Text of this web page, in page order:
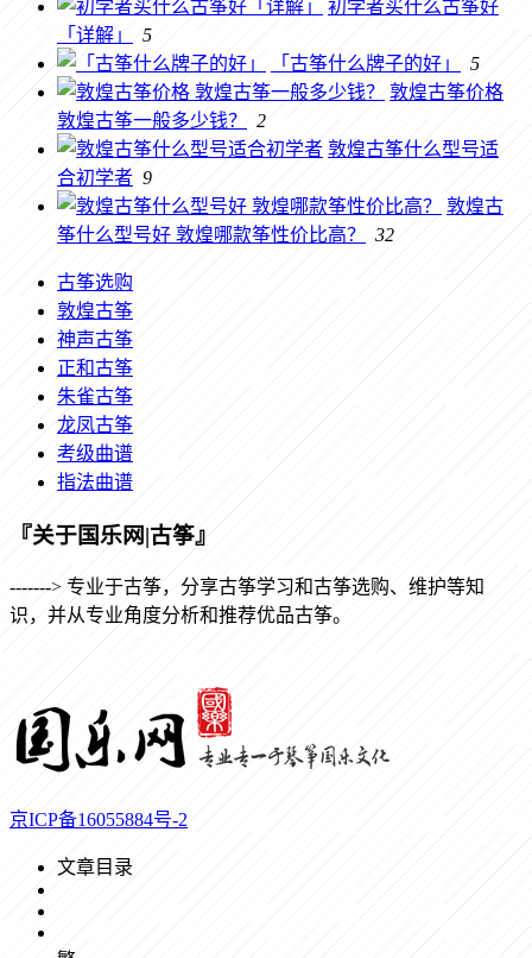
初学者买什么古筝好
「详解」
5
「古筝什么牌子的好」
5
敦煌古筝价格
敦煌古筝一般多少钱？
2
敦煌古筝什么型号适
合初学者 9
敦煌古
筝什么型号好 敦煌哪款筝性价比高？
32
古筝选购
敦煌古筝
神声古筝
正和古筝
朱雀古筝
龙凤古筝
考级曲谱
指法曲谱
『关于国乐网|古筝』
-------> 专业于古筝，分享古筝学习和古筝选购、维护等知
识，并从专业角度分析和推荐优品古筝。
京ICP备16055884号-2
文章目录